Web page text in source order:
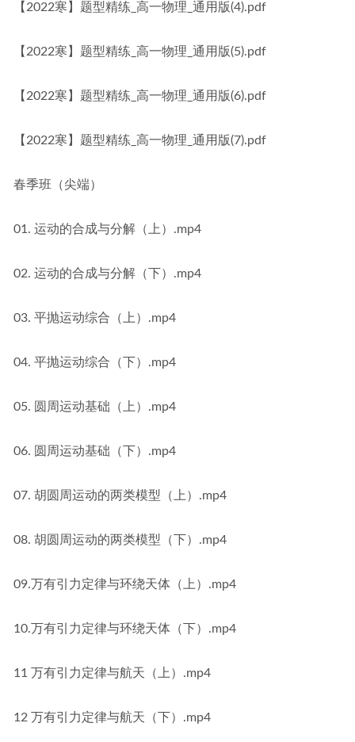
【2022寒】题型精练_高一物理_通用版(4).pdf
【2022寒】题型精练_高一物理_通用版(5).pdf
【2022寒】题型精练_高一物理_通用版(6).pdf
【2022寒】题型精练_高一物理_通用版(7).pdf
春季班（尖端）
01. 运动的合成与分解（上）.mp4
02. 运动的合成与分解（下）.mp4
03. 平抛运动综合（上）.mp4
04. 平抛运动综合（下）.mp4
05. 圆周运动基础（上）.mp4
06. 圆周运动基础（下）.mp4
07. 胡圆周运动的两类模型（上）.mp4
08. 胡圆周运动的两类模型（下）.mp4
09.万有引力定律与环绕天体（上）.mp4
10.万有引力定律与环绕天体（下）.mp4
11 万有引力定律与航天（上）.mp4
12 万有引力定律与航天（下）.mp4